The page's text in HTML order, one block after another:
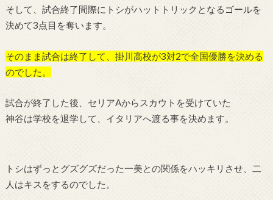
そして、試合終了間際にトシがハットトリックとなるゴールを
決めて3点目を奪います。
そのまま試合は終了して、掛川高校が3対2で全国優勝を決める
のでした。
試合が終了した後、セリアAからスカウトを受けていた
神谷は学校を退学して、イタリアへ渡る事を決めます。
トシはずっとグズグズだった一美との関係をハッキリさせ、二
人はキスをするのでした。